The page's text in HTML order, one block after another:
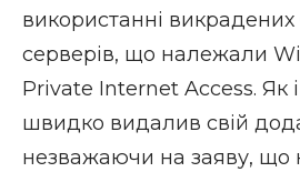
використанні
серверів, що належали
Private Internet Access. Як
швидко видалив свій
незважаючи на заяву, що